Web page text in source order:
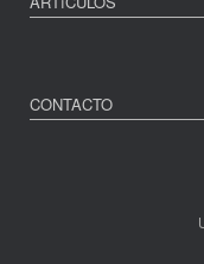
CONTACTO